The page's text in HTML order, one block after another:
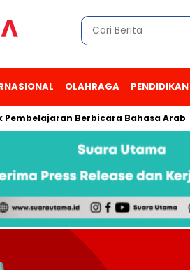
OLAHRAGA PENDIDIKAN
Berbicara Bahasa Arab